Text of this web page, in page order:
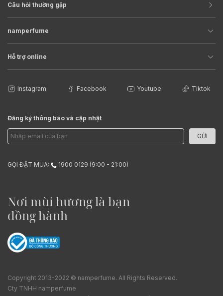
Câu hỏi thường gặp
namperfume
Hỗ trợ online
Instagram Facebook Youtube Tiktok
Đăng ký thông báo và cập nhật
GỬI
GỌI ĐẶT MUA: 1900 0129 (9:00 - 21:00)
Nơi mùi hương là bạn
đồng hành
Copyright 2013-2022 © namperfume. All Rights Reserved.
Cty TNHH namperfume